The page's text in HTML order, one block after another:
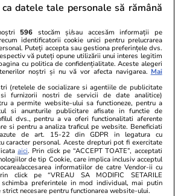
07:45
în România, temperaturile vor
de grade la umbră. Prognoza
perioada 28 iulie – 23
27 iul.
și generalul Gheorghiță Vlad,
Nicușor Dan în SUA în
cu drone
datele tale personale să rămână
596 stocăm și/sau accesăm informații pe
identificatorii cookie unici pentru prelucrarea
Puteți accepta sau gestiona preferințele dvs.
vă puteți opune utilizării unui interes legitim
cu politica de confidențialitate. Aceste alegeri
noștri și nu vă vor afecta navigarea. Mai
(retelele de socializare si agentiile de publicitate
si furnizorii nostri de servicii de date analitice)
a permite website-ului sa functioneze, pentru a
si anunturile publicitare afisate in functie de
dvs., pentru a va oferi functionalitati aferente
si pentru a analiza traficul pe website. Beneficiati
de art. 15-22 din GDPR in legatura cu
caracter personal. Aceste drepturi pot fi exercitate
aici. Prin click pe “ACCEPT TOATE”, acceptati
de tip Cookie, care implica inclusiv acceptul
accesarea informatiilor de catre Vendor-ii cu
click pe “VREAU SA MODIFIC SETARILE
schimba preferintele in mod individual, mai putin
strict necesare pentru functionarea website-ului.